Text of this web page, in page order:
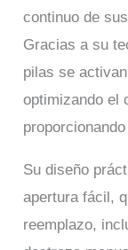
continuo de
Gracias a su
pilas se
optimizando el
Su diseño
apertura fácil,
reemplazo,